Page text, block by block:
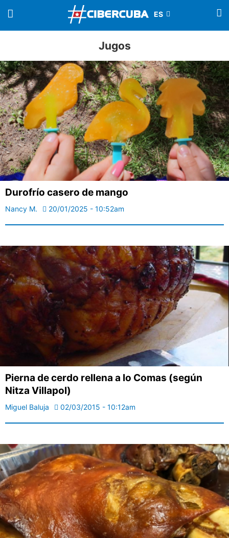
Jugos
Durofrío casero de mango
Nancy M. 20/01/2025 - 10:52am
Pierna de cerdo rellena a lo Comas (según
Nitza Villapol)
Miguel Baluja 02/03/2015 - 10:12am